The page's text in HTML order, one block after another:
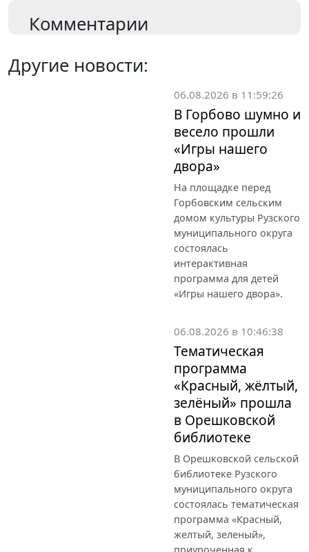
Комментарии
Другие новости:
06.08.2026 в 11:59:26
В Горбово шумно и
весело прошли
«Игры нашего
двора»
На площадке перед
Горбовским сельским
домом культуры Рузского
муниципального округа
состоялась
интерактивная
программа для детей
«Игры нашего двора».
06.08.2026 в 10:46:38
Тематическая
программа
«Красный, жёлтый,
зелёный» прошла
в Орешковской
библиотеке
В Орешковской сельской
библиотеке Рузского
муниципального округа
состоялась тематическая
программа «Красный,
желтый, зеленый»,
приуроченная к